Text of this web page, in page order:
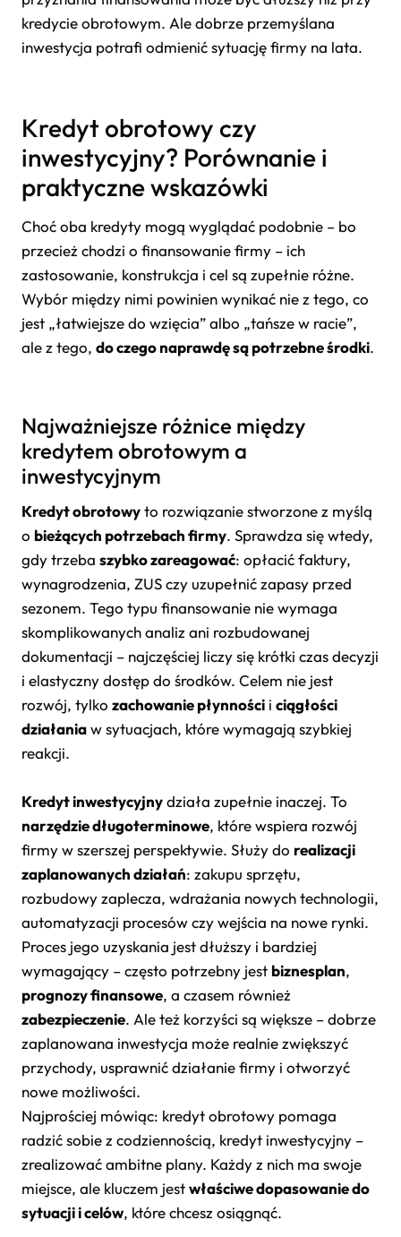
kredycie obrotowym. Ale dobrze przemyślana
inwestycja potrafi odmienić sytuację firmy na lata.
Kredyt obrotowy czy
inwestycyjny? Porównanie i
praktyczne wskazówki
Choć oba kredyty mogą wyglądać podobnie – bo
przecież chodzi o finansowanie firmy – ich
zastosowanie, konstrukcja i cel są zupełnie różne.
Wybór między nimi powinien wynikać nie z tego, co
jest „łatwiejsze do wzięcia” albo „tańsze w racie”,
ale z tego, do czego naprawdę są potrzebne środki.
Najważniejsze różnice między
kredytem obrotowym a
inwestycyjnym
Kredyt obrotowyto rozwiązanie stworzone z myślą
o bieżących potrzebach firmy. Sprawdza się wtedy,
gdy trzeba szybko zareagować: opłacić faktury,
wynagrodzenia, ZUS czy uzupełnić zapasy przed
sezonem. Tego typu finansowanie nie wymaga
skomplikowanych analiz ani rozbudowanej
dokumentacji – najczęściej liczy się krótki czas decyzji
i elastyczny dostęp do środków. Celem nie jest
rozwój, tylko zachowanie płynności i ciągłości
działaniaw sytuacjach, które wymagają szybkiej
reakcji.
Kredyt inwestycyjnydziała zupełnie inaczej. To
narzędzie długoterminowe, które wspiera rozwój
firmy w szerszej perspektywie. Służy do realizacji
zaplanowanych działań: zakupu sprzętu,
rozbudowy zaplecza, wdrażania nowych technologii,
automatyzacji procesów czy wejścia na nowe rynki.
Proces jego uzyskania jest dłuższy i bardziej
wymagający – często potrzebny jest biznesplan,
prognozy finansowe, a czasem również
zabezpieczenie. Ale też korzyści są większe – dobrze
zaplanowana inwestycja może realnie zwiększyć
przychody, usprawnić działanie firmy i otworzyć
nowe możliwości.
Najprościej mówiąc: kredyt obrotowy pomaga
radzić sobie z codziennością, kredyt inwestycyjny –
zrealizować ambitne plany. Każdy z nich ma swoje
miejsce, ale kluczem jestwłaściwe dopasowanie do
sytuacji i celów, które chcesz osiągnąć.